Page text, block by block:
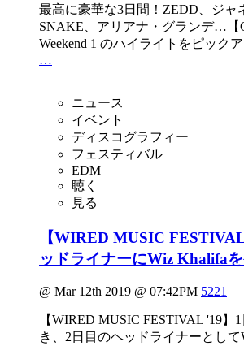
最高に豪華な3日間！ZEDD、ジャ
SNAKE、アリアナ・グランデ…【
Weekend 1 のハイライトをピック
…
ニュース
イベント
ディスコグラフィー
フェスティバル
EDM
聴く
見る
【WIRED MUSIC
ッドライナーにWiz Khalifaを
@ Mar 12th 2019 @ 07:42PM 5221
【WIRED MUSIC FESTIVAL '19
き、2日目のヘッドライナーとして